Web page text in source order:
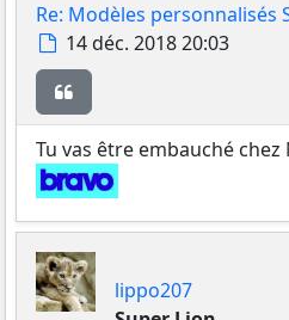
Re: Modèles personnalisés
Message
14 déc. 2018 20:03
Tu vas être embauché chez
lippo207